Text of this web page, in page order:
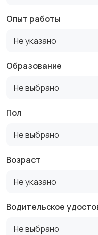
Опыт работы
Не указано
Образование
Не выбрано
Пол
Не выбрано
Возраст
Не указано
Водительское
Не выбрано